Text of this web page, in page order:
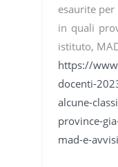
esaurite per
in quali
istituto,
https://
docenti-
alcune-
province-
mad-e-